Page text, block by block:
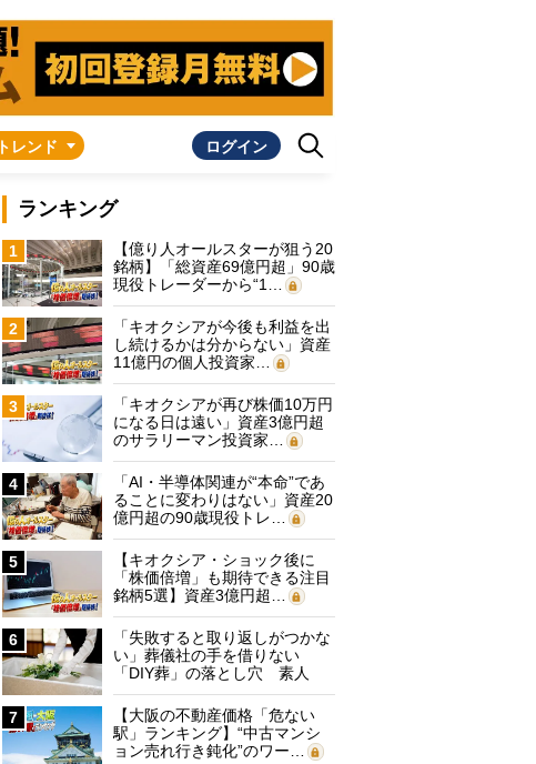
トレンド ログイン
ランキング
1
【億り人オールスターが狙う20
銘柄】「総資産69億円超」90歳
現役トレーダーから“1…
2
「キオクシアが今後も利益を出
し続けるかは分からない」資産
11億円の個人投資家…
3
「キオクシアが再び株価10万円
になる日は遠い」資産3億円超
のサラリーマン投資家…
4
「AI・半導体関連が“本命”であ
ることに変わりはない」資産20
億円超の90歳現役トレ…
5
【キオクシア・ショック後に
「株価倍増」も期待できる注目
銘柄5選】資産3億円超…
6
「失敗すると取り返しがつかな
い」葬儀社の手を借りない
「DIY葬」の落とし穴 素人
に…
7
【大阪の不動産価格「危ない
駅」ランキング】“中古マンシ
ョン売れ行き鈍化”のワー…